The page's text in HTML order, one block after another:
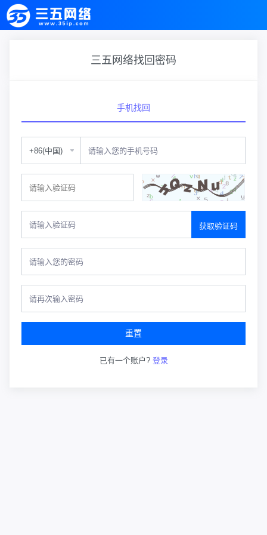
三五网络找回密码
手机找回
获取验证码
重置
已有一个账户? 登录